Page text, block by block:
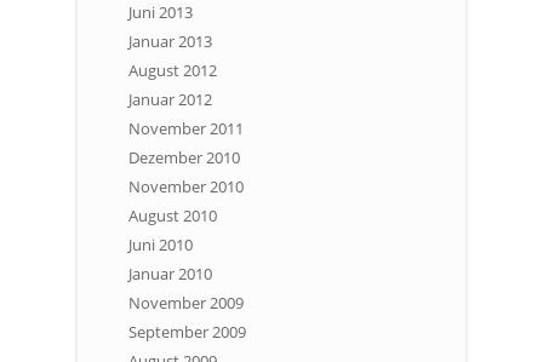
Juni 2013
Januar 2013
August 2012
Januar 2012
November 2011
Dezember 2010
November 2010
August 2010
Juni 2010
Januar 2010
November 2009
September 2009